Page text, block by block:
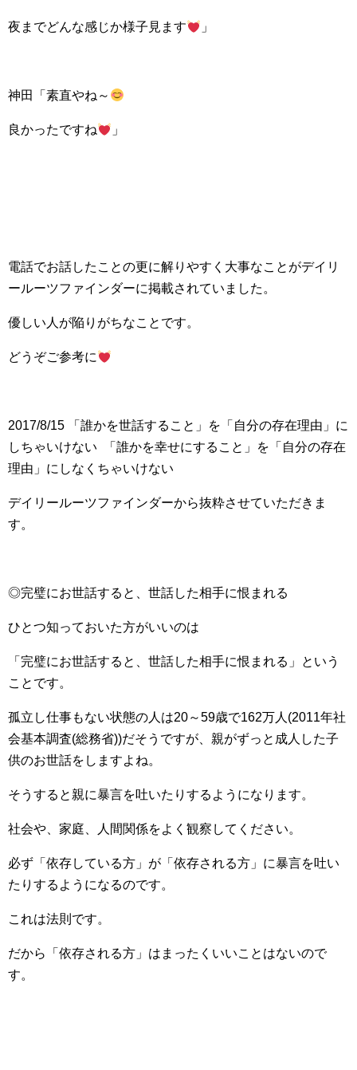
夜までどんな感じか様子見ます 」
神田「素直やね～
良かったですね 」
電話でお話したことの更に解りやすく大事なことがデイリ
ールーツファインダーに掲載されていました。
優しい人が陥りがちなことです。
どうぞご参考に
2017/8/15 「誰かを世話すること」を「自分の存在理由」に
しちゃいけない 「誰かを幸せにすること」を「自分の存在
理由」にしなくちゃいけない
デイリールーツファインダーから抜粋させていただきま
す。
◎完璧にお世話すると、世話した相手に恨まれる
ひとつ知っておいた方がいいのは
「完璧にお世話すると、世話した相手に恨まれる」という
ことです。
孤立し仕事もない状態の人は20～59歳で162万人(2011年社
会基本調査(総務省))だそうですが、親がずっと成人した子
供のお世話をしますよね。
そうすると親に暴言を吐いたりするようになります。
社会や、家庭、人間関係をよく観察してください。
必ず「依存している方」が「依存される方」に暴言を吐い
たりするようになるのです。
これは法則です。
だから「依存される方」はまったくいいことはないので
す。